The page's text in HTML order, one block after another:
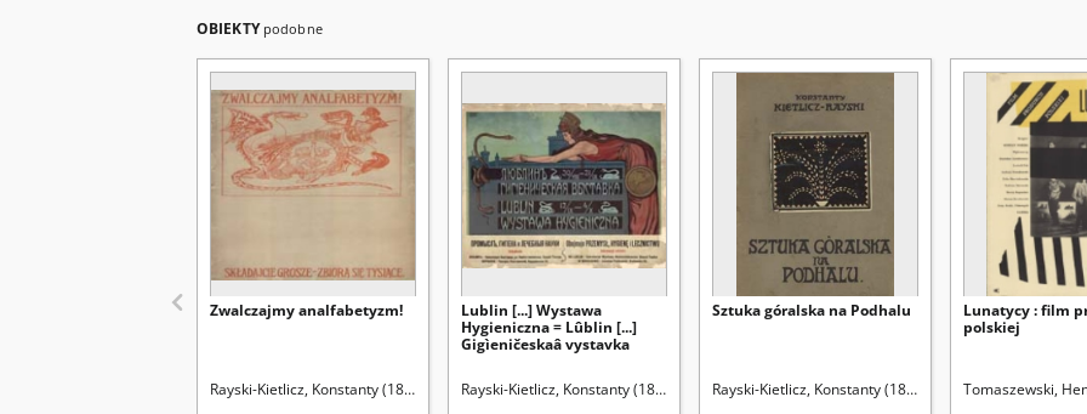
OBIEKTY podobne
Zwalczajmy analfabetyzm!
Rayski-Kietlicz, Konstanty (1868-1924)
Lublin [...] Wystawa
Hygieniczna = Lûblin [...]
Gigìeničeskaâ vystavka
Rayski-Kietlicz, Konstanty (1868-1924)
Sztuka góralska na Podhalu
Rayski-Kietlicz, Konstanty (1868-1924) Kamykowski,
Lunatycy : film
polskiej
Tomaszewski,